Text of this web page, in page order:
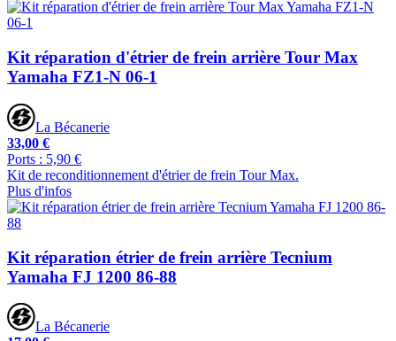
Kit réparation d'étrier de frein arrière Tour Max
Yamaha FZ1-N 06-1
La Bécanerie
33,00 €
Ports : 5,90 €
Kit de reconditionnement d'étrier de frein Tour Max.
Plus d'infos
Kit réparation étrier de frein arrière Tecnium
Yamaha FJ 1200 86-88
La Bécanerie